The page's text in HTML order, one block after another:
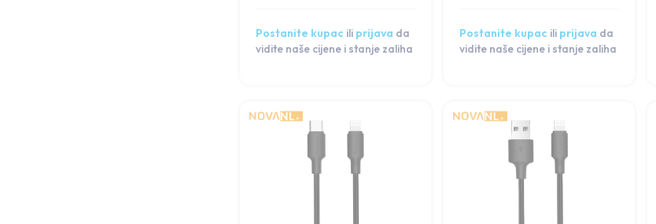
Postanite kupac ili prijava da
vidite naše cijene i stanje zaliha
Postanite kupac ili prijava da
vidite naše cijene i stanje zaliha